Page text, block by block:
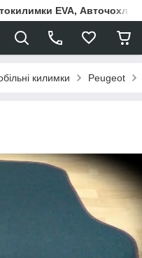
EVA, Авточохли,
килимки Peugeot